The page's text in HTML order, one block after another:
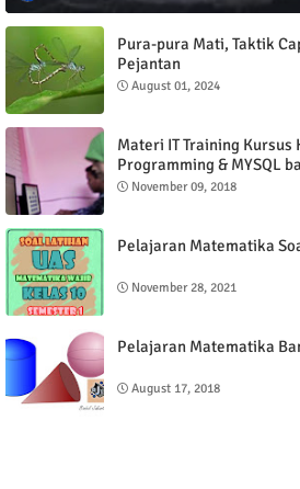
Pura-pura Mati, Taktik
Pejantan
August 01, 2024
Materi IT Training Kursus
Programming & MYSQL
November 09, 2018
Pelajaran Matematika
November 28, 2021
Pelajaran Matematika
August 17, 2018